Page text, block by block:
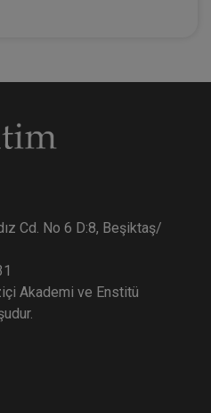
Cd. No 6 D:8, Beşiktaş/
Akademi ve Enstitü